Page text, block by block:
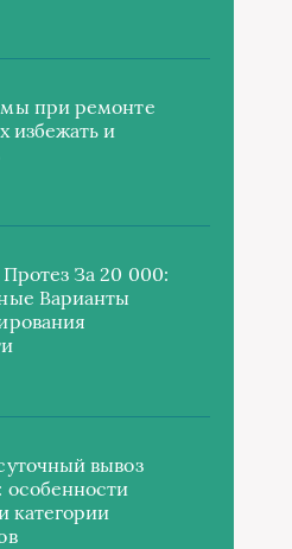
при ремонте
избежать и
За 20 000:
Варианты
вывоз
особенности
категории